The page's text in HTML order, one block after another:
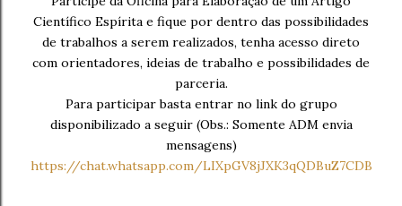
Científico Espírita e fique por dentro das possibilidades
de trabalhos a serem realizados, tenha acesso direto
com orientadores, ideias de trabalho e possibilidades de
parceria.
Para participar basta entrar no link do grupo
disponibilizado a seguir (Obs.: Somente ADM envia
mensagens)
https://chat.whatsapp.com/LIXpGV8jJXK3qQDBuZ7CDB